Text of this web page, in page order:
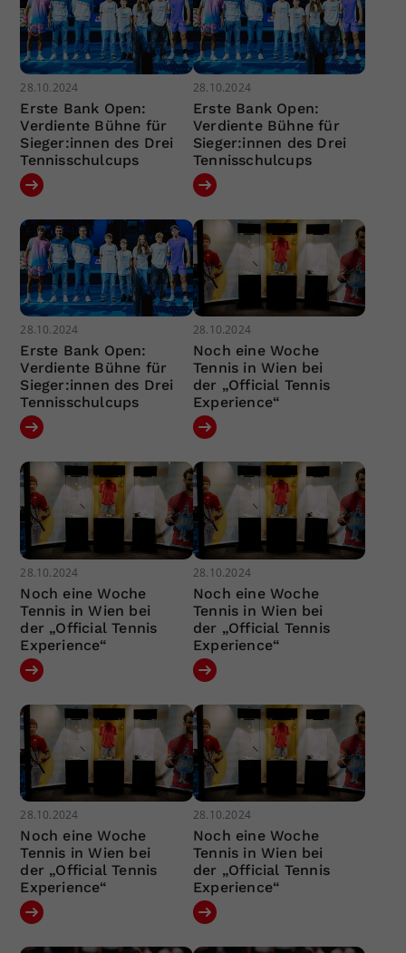
28.10.2024
Erste Bank Open:
Verdiente Bühne für
Sieger:innen des Drei
Tennisschulcups
28.10.2024
Erste Bank Open:
Verdiente Bühne für
Sieger:innen des Drei
Tennisschulcups
28.10.2024
Erste Bank Open:
Verdiente Bühne für
Sieger:innen des Drei
Tennisschulcups
28.10.2024
Noch eine Woche
Tennis in Wien bei
der „Official Tennis
Experience“
28.10.2024
Noch eine Woche
Tennis in Wien bei
der „Official Tennis
Experience“
28.10.2024
Noch eine Woche
Tennis in Wien bei
der „Official Tennis
Experience“
28.10.2024
Noch eine Woche
Tennis in Wien bei
der „Official Tennis
Experience“
28.10.2024
Noch eine Woche
Tennis in Wien bei
der „Official Tennis
Experience“